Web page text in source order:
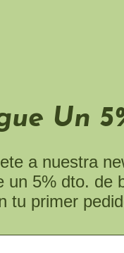
Un
a nuestra
un 5% dto. de
tu primer